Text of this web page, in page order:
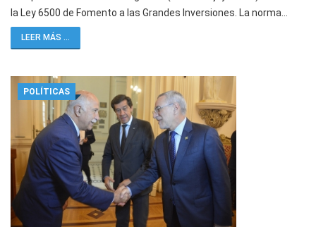
la Ley 6500 de Fomento a las Grandes Inversiones. La norma…
LEER MÁS ...
POLÍTICAS